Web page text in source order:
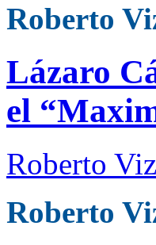
Roberto
Lázaro
el
Roberto
Roberto